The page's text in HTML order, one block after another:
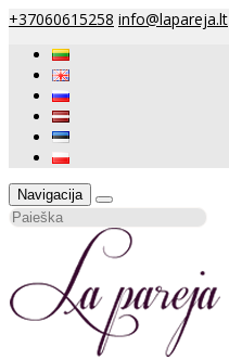
+37060615258 info@lapareja.lt
Navigacija